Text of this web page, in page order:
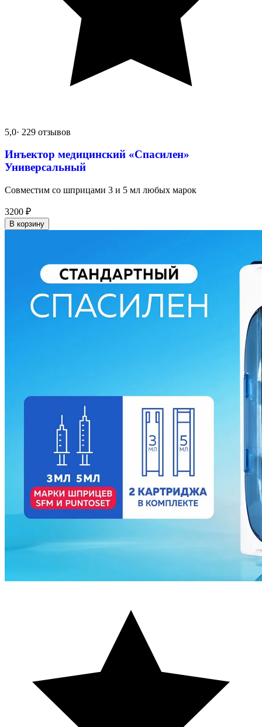
5,0· 229 отзывов
Инъектор медицинский «Спасилен»
Универсальный
Совместим со шприцами 3 и 5 мл любых марок
3200 ₽
В корзину